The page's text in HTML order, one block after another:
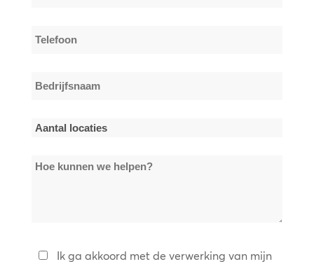
Telefoon
Bedrijfsnaam
Aantal
*Hoe
Privacybeleid
Ik ga akkoord met de verwerking van mijn